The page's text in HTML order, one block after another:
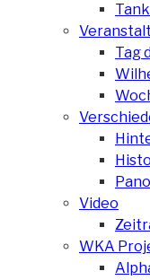
Tag
Video
WKA